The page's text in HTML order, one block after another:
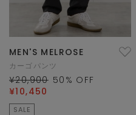
MEN'S MELROSE
カーゴパンツ
¥20,900 50 % OFF
¥10,450
SALE